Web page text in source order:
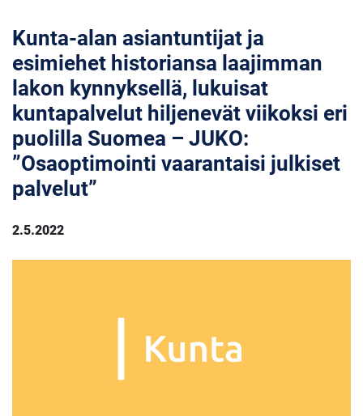
Kunta-alan asiantuntijat ja
esimiehet historiansa laajimman
lakon kynnyksellä, lukuisat
kuntapalvelut hiljenevät viikoksi eri
puolilla Suomea – JUKO:
”Osaoptimointi vaarantaisi julkiset
palvelut”
2.5.2022